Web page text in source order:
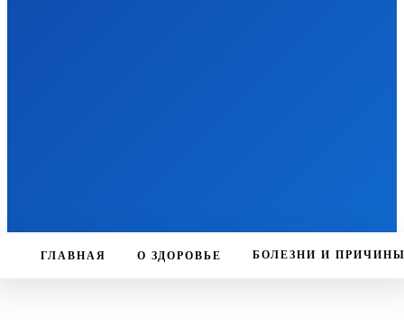
ГЛАВНАЯ О ЗДОРОВЬЕ БОЛЕЗНИ И